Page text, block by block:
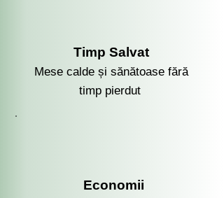
Timp Salvat
Mese calde și sănătoase fără
timp pierdut
Economii